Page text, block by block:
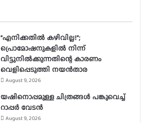
“എനിക്കതിൽ കഴിവില്ല!”;
പ്രൊമോഷനുകളിൽ നിന്ന്
വിട്ടുനിൽക്കുന്നതിന്റെ കാരണം
വെളിപ്പെടുത്തി നയൻതാര
August 9, 2026
യഷിനൊപ്പമുള്ള ചിത്രങ്ങൾ പങ്കുവെച്ച്
റാപ്പർ വേടൻ
August 9, 2026